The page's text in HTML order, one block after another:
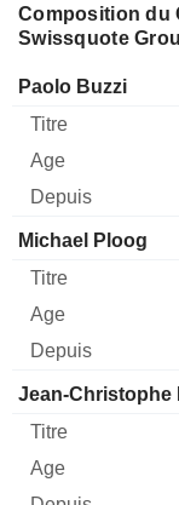
Composition du
Swissquote
Administrateur
Paolo Buzzi
Michael Ploog
Jean-Christophe